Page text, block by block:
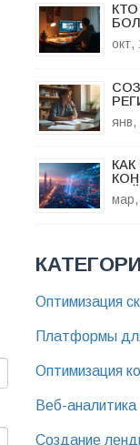
окт,
янв,
мар,
Оптимизация
Платформы
Оптимизация
Веб-аналитика
Создание